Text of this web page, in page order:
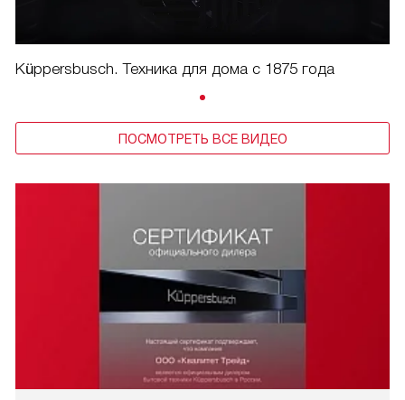
Küppersbusch. Техника для дома с 1875 года
ПОСМОТРЕТЬ ВСЕ ВИДЕО